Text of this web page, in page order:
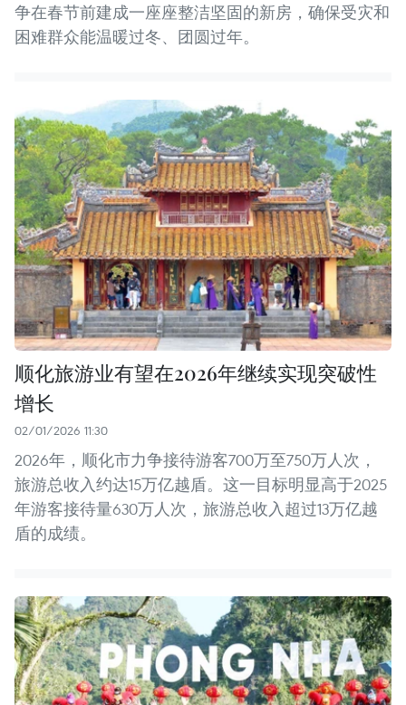
争在春节前建成一座座整洁坚固的新房，确保受灾和
困难群众能温暖过冬、团圆过年。
顺化旅游业有望在2026年继续实现突破性
增长
02/01/2026 11:30
2026年，顺化市力争接待游客700万至750万人次，
旅游总收入约达15万亿越盾。这一目标明显高于2025
年游客接待量630万人次，旅游总收入超过13万亿越
盾的成绩。